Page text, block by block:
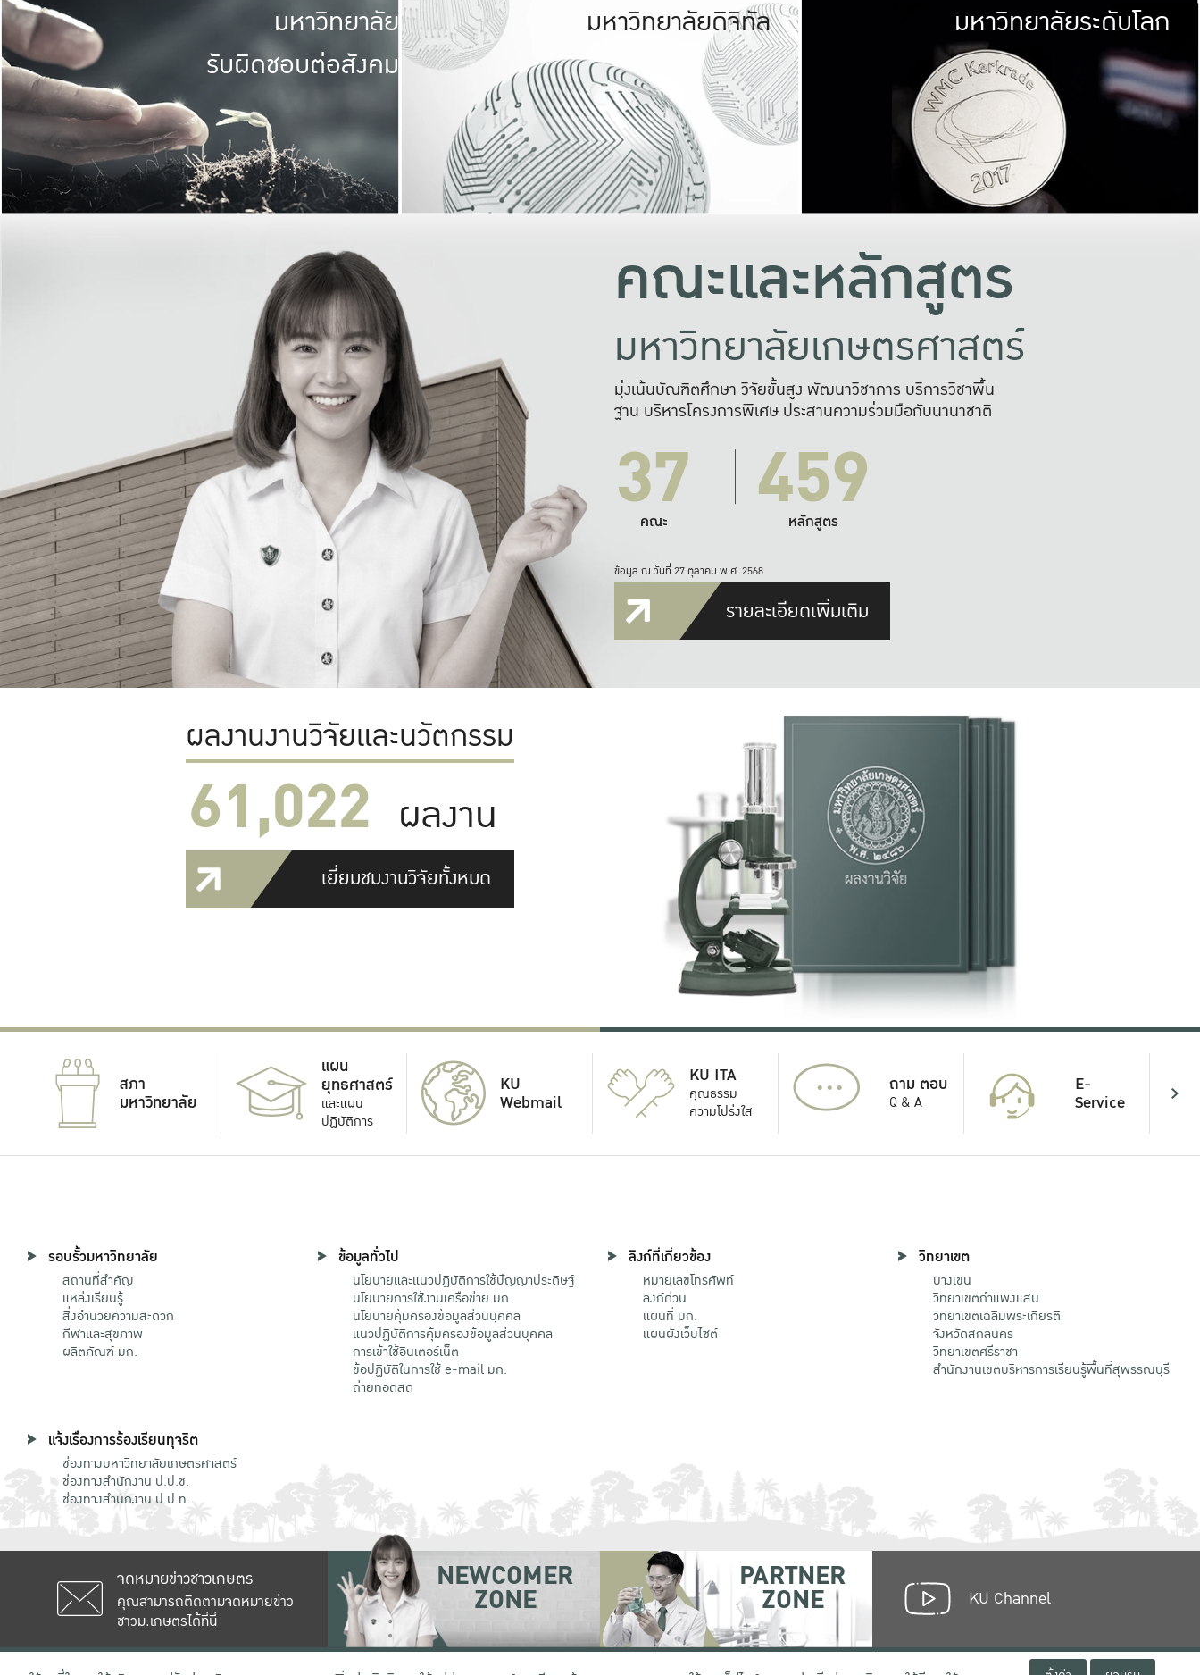
มหาวิทยาลัย
รับผิดชอบต่อสังคม
มหาวิทยาลัยรับผิดชอบต่อสังคม
ร่วมมือกับชุมชน เพื่อความกินดีอยู่ดี
และความสุขอย่างยั่งยืน
มองปัญหาในภาพกว้าง
แก้ไขจากปัญหาจุดเล็กๆ
มหาวิทยาลัยดิจิทัล มหาวิทยา
พร้อมที่จ
และผลักดันในการใช้ระบบส
เพื่อการทำงานแ
มหาวิทยาลัยระดับโลก
คณะและหลักสูตร
มหาวิทยาลัยเกษตรศาสตร์
มุ่งเน้นบัณฑิตศึกษา วิจัยขั้นสูง พัฒนาวิชาการ บริการวิชาพื้น
ฐาน บริหารโครงการพิเศษ ประสานความร่วมมือกับนานาชาติ
37
คณะ 459
หลักสูตร
ข้อมูล ณ วันที่ 27 ตุลาคม พ.ศ. 2568
รายละเอียดเพิ่มเติม
ผลงานงานวิจัยและนวัตกรรม
61,022 ผลงาน
เยี่ยมชมงานวิจัยทั้งหมด
สภา
มหาวิทยาลัย
แผน
ยุทธศาสตร์
และแผน
ปฏิบัติการ
KU
Webmail
KU ITA
คุณธรรม
ความโปร่งใส
... ถาม ตอบ
Q & A
E-
Service
รอบรั้วมหาวิทยาลัย
สถานที่สำคัญ
แหล่งเรียนรู้
สิ่งอำนวยความสะดวก
กีฬาและสุขภาพ
ผลิตภัณฑ์ มก.
ข้อมูลทั่วไป
นโยบายและแนวปฏิบัติการใช้ปัญญาประดิษฐ์
นโยบายการใช้งานเครือข่าย มก.
นโยบายคุ้มครองข้อมูลส่วนบุคคล
แนวปฏิบัติการคุ้มครองข้อมูลส่วนบุคคล
การเข้าใช้อินเตอร์เน็ต
ข้อปฏิบัติในการใช้ e-mail มก.
ถ่ายทอดสด
ลิงก์ที่เกี่ยวข้อง
หมายเลขโทรศัพท์
ลิงก์ด่วน
แผนที่ มก.
แผนผังเว็บไซต์
วิทยาเขต
บางเขน
วิทยาเขตกําแพงแสน
วิทยาเขตเฉลิมพระเกียรติ
จังหวัดสกลนคร
วิทยาเขตศรีราชา
สำนักงานเขตบริหารการเรียนรู้พื้นที่สุพรรณบุรี
แจ้งเรื่องการร้องเรียนทุจริต
ช่องทางมหาวิทยาลัยเกษตรศาสตร์
ช่องทางสำนักงาน ป.ป.ช.
ช่องทางสำนักงาน ป.ป.ท.
จดหมายข่าวชาวเกษตร
คุณสามารถติดตามจดหมายข่าว
ชาวม.เกษตรได้ที่นี่
NEWCOMER
ZONE
PARTNER
ZONE KU Channel